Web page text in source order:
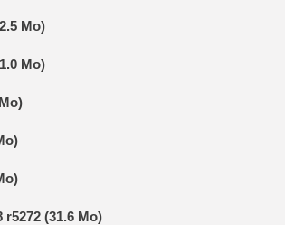
[GK] Endless Legend 2 :
[LS] [PS5] Le WebKit
[GK] Oubliez Crazy Taxi,
[LS] [Switch] NSZ 5.0.0
[GK] No More Room in
[GK] Un chatbot Atelier
Mo)
Mo)
r5272 (31.6 Mo)